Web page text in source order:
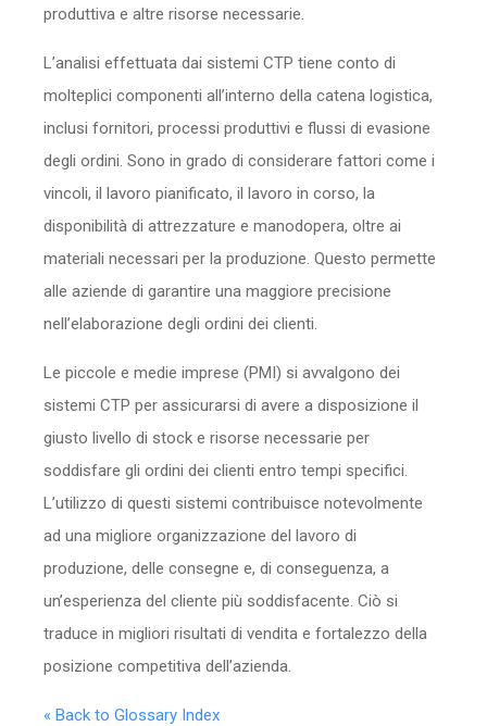
produttiva e altre risorse necessarie.
L’analisi effettuata dai sistemi CTP tiene conto di
molteplici componenti all’interno della catena logistica,
inclusi fornitori, processi produttivi e flussi di evasione
degli ordini. Sono in grado di considerare fattori come i
vincoli, il lavoro pianificato, il lavoro in corso, la
disponibilità di attrezzature e manodopera, oltre ai
materiali necessari per la produzione. Questo permette
alle aziende di garantire una maggiore precisione
nell’elaborazione degli ordini dei clienti.
Le piccole e medie imprese (PMI) si avvalgono dei
sistemi CTP per assicurarsi di avere a disposizione il
giusto livello di stock e risorse necessarie per
soddisfare gli ordini dei clienti entro tempi specifici.
L’utilizzo di questi sistemi contribuisce notevolmente
ad una migliore organizzazione del lavoro di
produzione, delle consegne e, di conseguenza, a
un’esperienza del cliente più soddisfacente. Ciò si
traduce in migliori risultati di vendita e fortalezzo della
posizione competitiva dell’azienda.
« Back to Glossary Index